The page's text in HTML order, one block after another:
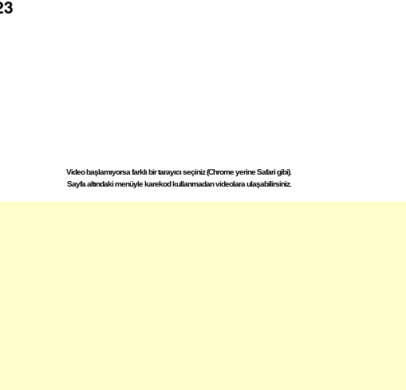
Video başlamıyorsa farklı bir tarayıcı seçiniz (Chrome yerine Safari gibi).
Sayfa altındaki menüyle karekod kullanmadan videolara ulaşabilirsiniz.